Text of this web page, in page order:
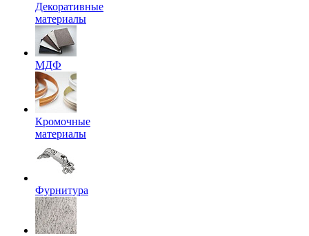
Декоративные
материалы
МДФ
Кромочные
материалы
Фурнитура